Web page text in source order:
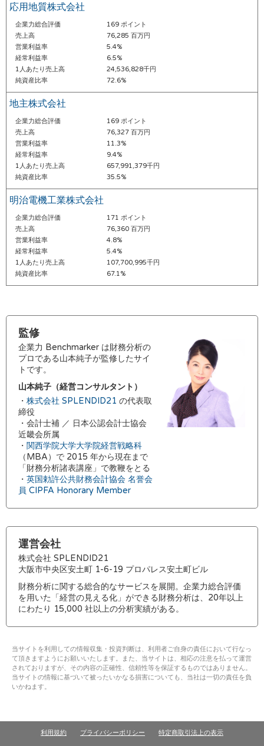
応用地質株式会社
企業力総合評価
169 ポイント
売上高
76,285 百万円
営業利益率
5.4%
経常利益率
6.5%
1人あたり売上高
24,536,828千円
純資産比率
72.6%
地主株式会社
企業力総合評価
169 ポイント
売上高
76,327 百万円
営業利益率
11.3%
経常利益率
9.4%
1人あたり売上高
657,991,379千円
純資産比率
35.5%
明治電機工業株式会社
企業力総合評価
171 ポイント
売上高
76,360 百万円
営業利益率
4.8%
経常利益率
5.4%
1人あたり売上高
107,700,995千円
純資産比率
67.1%
監修
企業力 Benchmarker は財務分析の
プロである山本純子が監修したサイ
トです。
山本純子（経営コンサルタント）
・ 株式会社 SPLENDID21 の代表取
締役
・会計士補 ／ 日本公認会計士協会
近畿会所属
・ 関西学院大学大学院経営戦略科
（MBA）で 2015 年から現在まで
「財務分析諸表講座」で教鞭をとる
・ 英国勅許公共財務会計協会 名誉会
員 CIPFA Honorary Member
運営会社
株式会社 SPLENDID21
大阪市中央区安土町 1-6-19 プロパレス安土町ビル
財務分析に関する総合的なサービスを展開。企業力総合評価
を用いた「経営の見える化」ができる財務分析は、20年以上
にわたり 15,000 社以上の分析実績がある。
当サイトを利用しての情報収集・投資判断は、利用者ご自身の責任において行なっ
て頂きますようにお願いいたします。また、当サイトは、相応の注意を払って運営
されておりますが、その内容の正確性、信頼性等を保証するものではありません。
当サイトの情報に基づいて被ったいかなる損害についても、当社は一切の責任を負
いかねます。
利用規約 プライバシーポリシー 特定商取引法上の表示